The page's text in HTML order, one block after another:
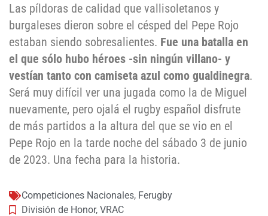
Las píldoras de calidad que vallisoletanos y
burgaleses dieron sobre el césped del Pepe Rojo
estaban siendo sobresalientes. Fue una batalla en
el que sólo hubo héroes -sin ningún villano- y
vestían tanto con camiseta azul como gualdinegra.
Será muy difícil ver una jugada como la de Miguel
nuevamente, pero ojalá el rugby español disfrute
de más partidos a la altura del que se vio en el
Pepe Rojo en la tarde noche del sábado 3 de junio
de 2023. Una fecha para la historia.
Competiciones Nacionales, Ferugby
División de Honor, VRAC